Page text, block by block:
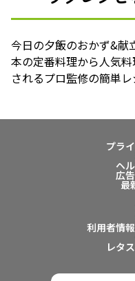
今日の夕飯のおかず&献
本の定番料理から人気
されるプロ監修の簡単
プラ
ヘ
広
最
利用者情
レタ